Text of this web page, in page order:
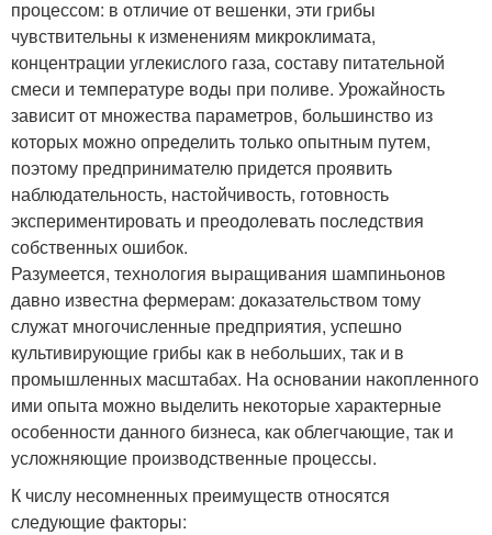
процессом: в отличие от вешенки, эти грибы
чувствительны к изменениям микроклимата,
концентрации углекислого газа, составу питательной
смеси и температуре воды при поливе. Урожайность
зависит от множества параметров, большинство из
которых можно определить только опытным путем,
поэтому предпринимателю придется проявить
наблюдательность, настойчивость, готовность
экспериментировать и преодолевать последствия
собственных ошибок.
Разумеется, технология выращивания шампиньонов
давно известна фермерам: доказательством тому
служат многочисленные предприятия, успешно
культивирующие грибы как в небольших, так и в
промышленных масштабах. На основании накопленного
ими опыта можно выделить некоторые характерные
особенности данного бизнеса, как облегчающие, так и
усложняющие производственные процессы.
К числу несомненных преимуществ относятся
следующие факторы: